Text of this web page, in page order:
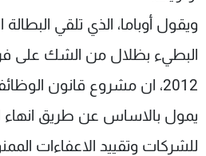
ويقول أوباما، الذي تلقي
البطيء بظلال من الشك على
2012، ان مشروع قانون
يمول بالاساس عن طريق انهاء
للشركات وتقييد الاعفاءات